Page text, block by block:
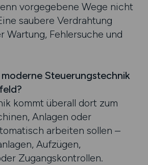
vorgegebene Wege nicht
saubere Verdrahtung
Wartung, Fehlersuche und
Steuerungstechnik
kommt überall dort zum
Anlagen oder
arbeiten sollen –
Aufzügen,
Zugangskontrollen.